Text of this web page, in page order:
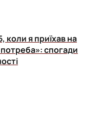
коли я приїхав на
спогади